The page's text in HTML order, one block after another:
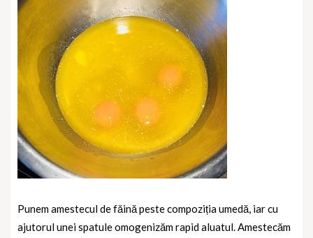
Punem amestecul de făină peste compoziția umedă, iar cu
ajutorul unei spatule omogenizăm rapid aluatul. Amestecăm